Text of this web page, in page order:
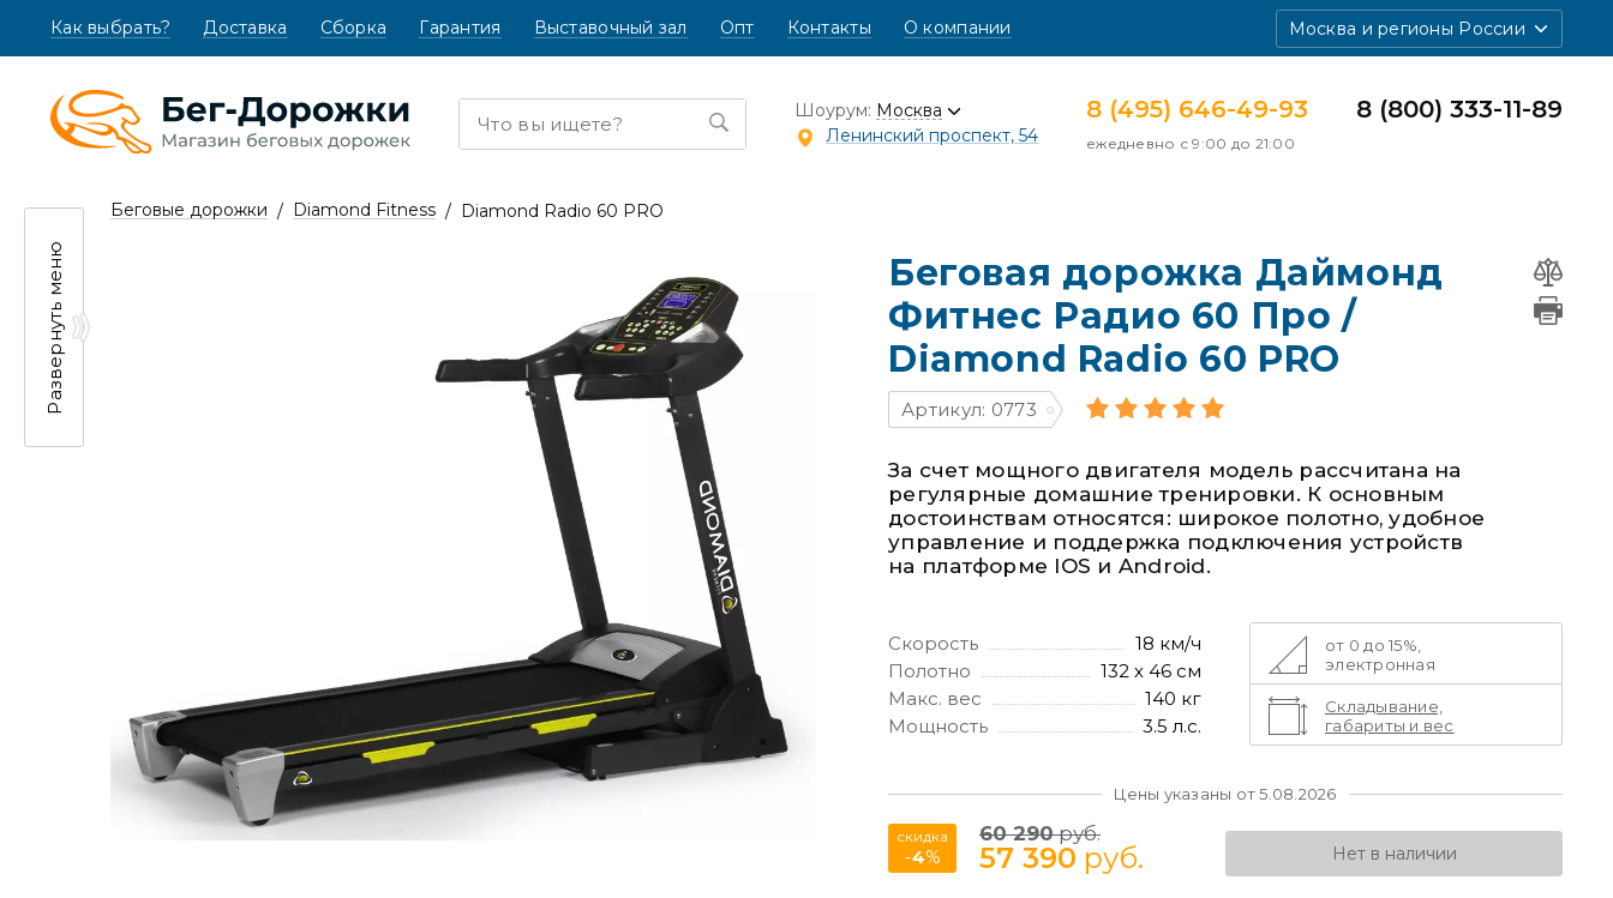
Как выбрать? (текущая)
Доставка Сборка Гарантия Выставочный зал Опт Контакты О компании Москва и регионы России
Шоурум: Москва
Ленинский проспект, 54
8 (495) 646-49-93
ежедневно с 9:00 до 21:00
8 (800) 333-11-89
Развернуть меню
Беговые дорожки Diamond Fitness Diamond Radio 60 PRO
Беговая дорожка Даймонд
Фитнес Радио 60 Про /
Diamond Radio 60 PRO
Артикул: 0773
За счет мощного двигателя модель рассчитана на
регулярные домашние тренировки. К основным
достоинствам относятся: широкое полотно, удобное
управление и поддержка подключения устройств
на платформе IOS и Android.
Скорость
18 км/ч
Полотно
132 х 46 см
Макс. вес
140 кг
Мощность
3.5 л.с.
от 0 до 15%,
электронная
Складывание,
габариты и вес
Цены указаны от 5.08.2026
скидка
-4%
60 290руб.
57 390 руб. Нет в наличии